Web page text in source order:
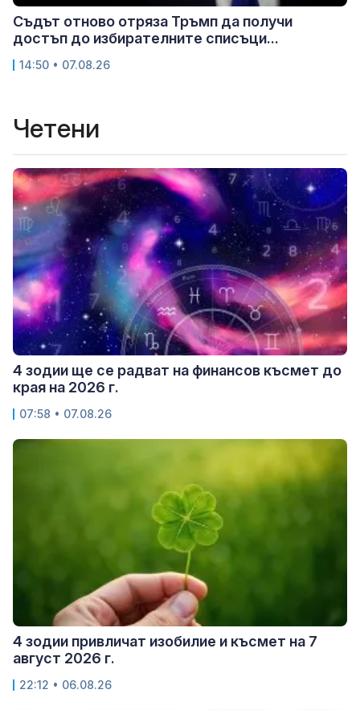
Съдът отново отряза Тръмп да получи
достъп до избирателните списъци...
14:50 • 07.08.26
Четени
4 зодии ще се радват на финансов късмет до
края на 2026 г.
07:58 • 07.08.26
4 зодии привличат изобилие и късмет на 7
август 2026 г.
22:12 • 06.08.26